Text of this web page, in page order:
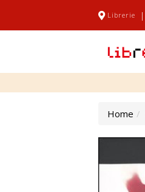
Librerie |
Home